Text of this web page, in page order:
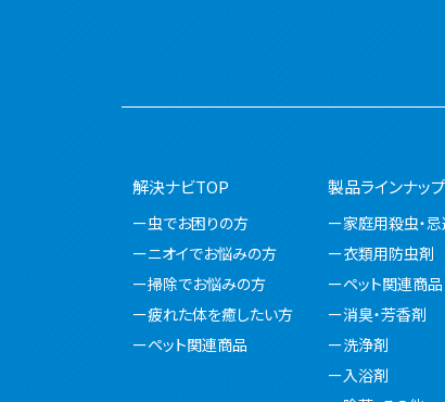
解決ナビTOP
虫でお困りの方
ニオイでお悩みの方
掃除でお悩みの方
疲れた体を癒したい方
ペット関連商品
製品ラインナップ
家庭用殺虫・
衣類用防虫剤
ペット関連商品
消臭・芳香剤
洗浄剤
入浴剤